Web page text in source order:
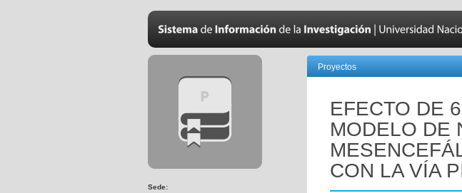
Sede:
Proyectos
EFECTO DE
MODELO DE
CON LA VÍA